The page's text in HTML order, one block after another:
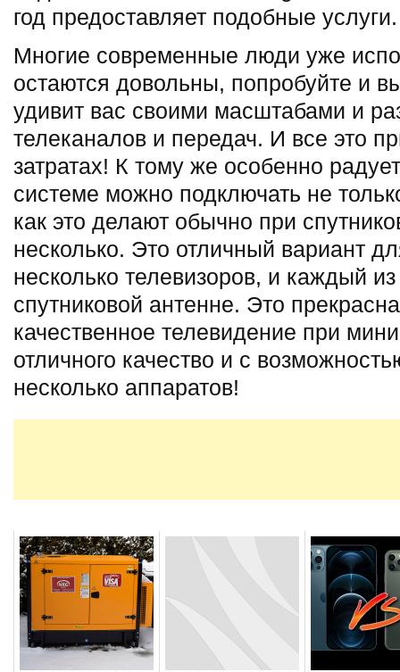
год предоставляет подобные услуги.
Многие современные люди уже
остаются довольны, попробуйте и
удивит вас своими масштабами и
телеканалов и передач. И все это
затратах! К тому же особенно
системе можно подключать не
как это делают обычно при
несколько. Это отличный вариант
несколько телевизоров, и каждый
спутниковой антенне. Это
качественное телевидение при
отличного качество и с
несколько аппаратов!